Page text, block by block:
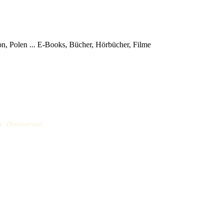
Polen ... E-Books, Bücher, Hörbücher, Filme
Demoversion